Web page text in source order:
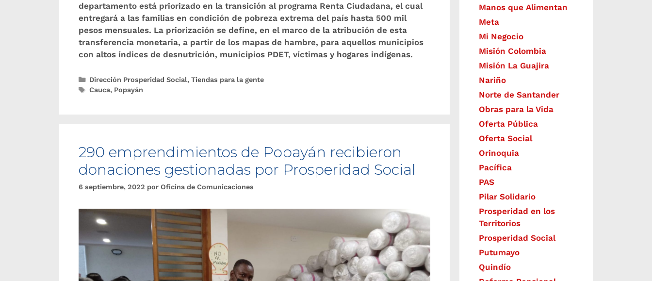
departamento está priorizado en la transición al programa Renta Ciudadana, el cual
entregará a las familias en condición de pobreza extrema del país hasta 500 mil
pesos mensuales. La priorización se define, en el marco de la atribución de esta
transferencia monetaria, a partir de los mapas de hambre, para aquellos municipios
con altos índices de desnutrición, municipios PDET, víctimas y hogares indígenas.
Dirección Prosperidad Social, Tiendas para la gente
Cauca, Popayán
290 emprendimientos de Popayán recibieron
donaciones gestionadas por Prosperidad Social
6 septiembre, 2022 por Oficina de Comunicaciones
Manos que Alimentan
Meta
Mi Negocio
Misión Colombia
Misión La Guajira
Nariño
Norte de Santander
Obras para la Vida
Oferta Pública
Oferta Social​​
Orinoquia
Pacífica
PAS
Pilar Solidario
Prosperidad en los
Territorios
Prosperidad Social
Putumayo
Quindío